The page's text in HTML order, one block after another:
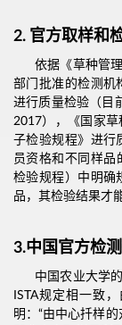
2. 官方取样和
依据《草种管理
部门批准的检测机
进行质量检验（目
2017），《国家草
子检验规程》进行
员资格和不同样品
检验规程）中明确
品，其检验结果才
3.中国官方检
中国农业大学的
ISTA规定相一致
明：“由中心扦样